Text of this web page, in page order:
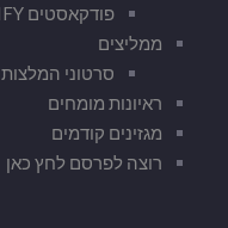
פודקאסטים SPOTIFY
ממליצים
סרטוני המלצות
ראיונות מומחים
מגזינים קודמים
רוצה לפרסם לחץ כאן